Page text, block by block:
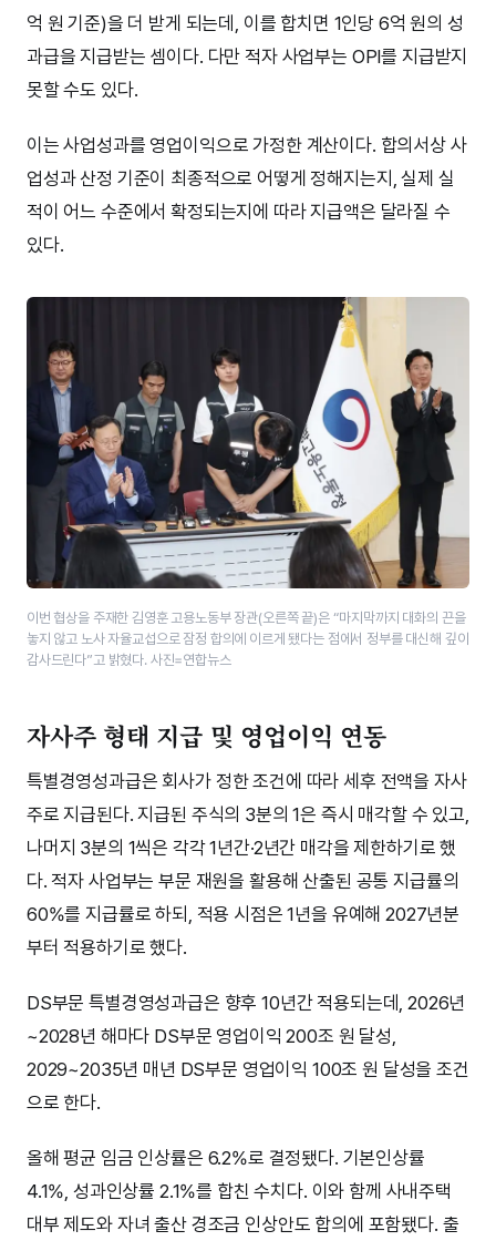
억 원 기준)을 더 받게 되는데, 이를 합치면 1인당 6억 원의 성
과급을 지급받는 셈이다. 다만 적자 사업부는 OPI를 지급받지
못할 수도 있다.
이는 사업성과를 영업이익으로 가정한 계산이다. 합의서상 사
업성과 산정 기준이 최종적으로 어떻게 정해지는지, 실제 실
적이 어느 수준에서 확정되는지에 따라 지급액은 달라질 수
있다.
이번 협상을 주재한 김영훈 고용노동부 장관(오른쪽 끝)은 “마지막까지 대화의 끈을
놓지 않고 노사 자율교섭으로 잠정 합의에 이르게 됐다는 점에서 정부를 대신해 깊이
감사드린다”고 밝혔다. 사진=연합뉴스
자사주 형태 지급 및 영업이익 연동
특별경영성과급은 회사가 정한 조건에 따라 세후 전액을 자사
주로 지급된다. 지급된 주식의 3분의 1은 즉시 매각할 수 있고,
나머지 3분의 1씩은 각각 1년간·2년간 매각을 제한하기로 했
다. 적자 사업부는 부문 재원을 활용해 산출된 공통 지급률의
60%를 지급률로 하되, 적용 시점은 1년을 유예해 2027년분
부터 적용하기로 했다.
DS부문 특별경영성과급은 향후 10년간 적용되는데, 2026년
~2028년 해마다 DS부문 영업이익 200조 원 달성,
2029~2035년 매년 DS부문 영업이익 100조 원 달성을 조건
으로 한다.
올해 평균 임금 인상률은 6.2%로 결정됐다. 기본인상률
4.1%, 성과인상률 2.1%를 합친 수치다. 이와 함께 사내주택
대부 제도와 자녀 출산 경조금 인상안도 합의에 포함됐다. 출